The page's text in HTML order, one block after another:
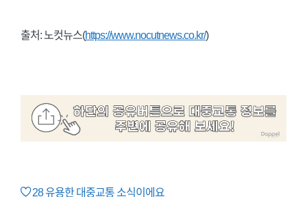
출처: 노컷뉴스(https://www.nocutnews.co.kr/)
28유용한 대중교통 소식이에요